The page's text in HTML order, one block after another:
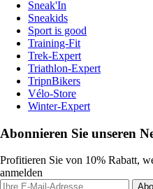
Sneak'In
Sneakids
Sport is good
Training-Fit
Trek-Expert
Triathlon-Expert
TripnBikers
Vélo-Store
Winter-Expert
Abonnieren Sie unseren
Profitieren Sie von 10% Rabatt,
anmelden